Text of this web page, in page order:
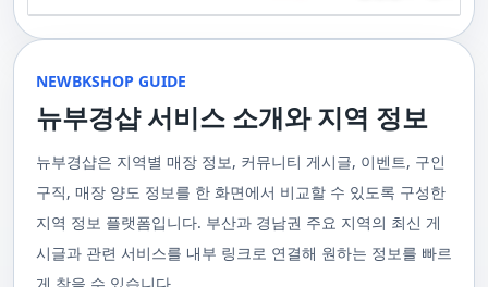
장을 원하실 때는 언제든지 후불제로 예약하실 수 있어요, 이점 참고해주세
요. 사전에 예약하시면 더욱 쾌적한 부산 러시아 홈케어 서비스를 경험하실
대한 많은 관심 덕분에, 부경샵은 필요한 요구 사항들을 간단하게 필수적인
것들로 정리했어요. 이 가이드라인을 따라주시면, 서비스 이용 중에 문제가
생기지 않을 거예요. 첫째로, 너무 많은 알코올을 섭취해 만취 상태일 경우에
게 좋아요.서비스 당일에는 부경샵과의 원활한 의사소통이 중요해요, 그래
서 공중전화나 발신 제한으로는 연락이 어려워요. 또한, 자주 예약을 취소하
거나 예약 없이 나타나지 않는 경우, 앞으로 예약하기가 어려워질 수 있으니
가격으로 경험해 보세요.터치 -> 부경샵 홈페이지 터치 -> 더욱 새로워진 뉴
부경샵 홈페이지 터치 -> 부경샵앱 다운로드 - Google Play
원 코스에 대한 궁금증이 있으시다면, 전화를 통한 상담을 추천드립니다.
부산 일본인 홈케어는 대면 서비스의 특성상, 직접 통화를 통한 문의와 예약
시면, 부경샵은 그에 최적화된 서비스를 제공하기 위해 최선을 다할 것입니
다. 언제든지 필요하실 때, 편리한 상담과 지원이 준비되어 있으니 주저하지
마시고 연락 주세요. 부산 일본인 홈케어 이용 방법에 대해서는, 서비스의
핵심은 바로 고객님의 현재 위치에서 직접 찾아가는 것입니다. 이 방식을 통
등, 자신만의 공간에서 편안한 맞춤형 마사지를 받으실 수 있습니다. 최근
한 마사지 서비스를 제공하기 위해 노력하고 있습니다. 부경샵의 주된 목적
은 고객님들이 긴장을 해소하고 새로운 활력을 얻을 수 있는 피난처를 마련
하는 것입니다. 또한, 부경샵 한국과 태국, 일본에서 온 관리사 중 선택이 가
능하며, 다른 곳에서 찾아볼 수 없는 독특한 기술과 마음가짐을 가진 관리사
를 자랑합니다. 이러한 품질은 비교할 수 없는 수준입니다. 서비스의 질을
더욱 높이기 위해, 부경샵은 지속적으로 우수한 일본인 관리사를 모집 중입
정기적으로 받는 마사지입니다.2. 타이 마사지 타이 마사지는 동양의 전통
적인 마사지 방법으로, 신체의 스트레칭과 압력 포인트를 조합하여 신체의
균형을 맞추는 데 중점을 둡니다. 이 마사지는 유연성을 증진시키고 근육의
사지는 신체의 긴장을 풀어주고, 스트레스를 감소시키며, 전반적인 신체 기
서 유래한 마사지 방법으로, 의자에 앉은 상태에서 받을 수 있어 사무실이나
집에서도 쉽게 즐길 수 있습니다. 이 마사지는 특히 허리와 어깨의 피로를 해
소하는 데 효과적이며, 신체의 전반적인 이완을 도와 스트레스 감소에 도움
을 줍니다. 샤이츠 마사지는 짧은 시간에 효과적인 이완을 제공하여, 바쁜 일
상 속에서 짧은 휴식을 필요로 하는 현대인에게 적합합니다.4. 발 마사지 발
마사지는 발과 발목을 중심으로 이루어지는 마사지로, 신체의 균형을 유지
하고 전반적인 피로를 풀어주는 데 중점을 둡니다. 이 마사지는 발의 압력점
을 개선합니다. 발 마사지는 특히 장시간 서 있거나 걷는 일이 많은 사람들에
게 추천되며, 발의 피로 뿐만 아니라 전체적인 신체의 건강과 웰빙에도 긍정
울 수 있는 이런 부경샵에서 예약하시는 것을 추천드립니다.때론, 그냥 누워
부산꿀통 디시에서 제공하는 서비스는 여러분에게 새로운 힐링의 기회를 제
사지는 여러분의 체질 개선, 스트레스 해소, 마음의 안정 등 다양한 효능을
가져다줍니다. 이와 같이 부산꿀통 디시의 마사지는 여러분의 건강을 지키
간을 가질 수 있게 해줍니다. 그리고 이런 부산꿀통 디시의 서비스를 편리하
게 예약하고 이용할 수 있게 도와주는 '부경샵' 어플은 부산과 경남 지역에서
최고의 마사지 어플로 추천받고 있습니다. 복잡한 예약 과정 없이, 부담 없이
부산꿀통 디시의 서비스를 이용하려는 분들께 부경샵 어플을 강력히 추천드
립니다.여러분의 건강과 힐링을 위해, 부산꿀통 디시와 부경샵이 함께하며,
모든 고민과 걱정 속에서 여러분을 위로하고 도와드리겠습니다. 부산꿀통
주급
NEWBKSHOP GUIDE
뉴부경샵 서비스 소개와 지역 정보
뉴부경샵은 지역별 매장 정보, 커뮤니티 게시글, 이벤트, 구인
구직, 매장 양도 정보를 한 화면에서 비교할 수 있도록 구성한
지역 정보 플랫폼입니다. 부산과 경남권 주요 지역의 최신 게
시글과 관련 서비스를 내부 링크로 연결해 원하는 정보를 빠르